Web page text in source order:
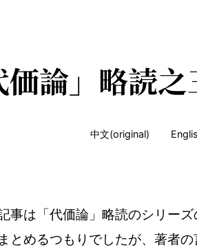
価論」略読
中文(original)
事は「代価論」略読のシリー
とめるつもりでしたが、著者